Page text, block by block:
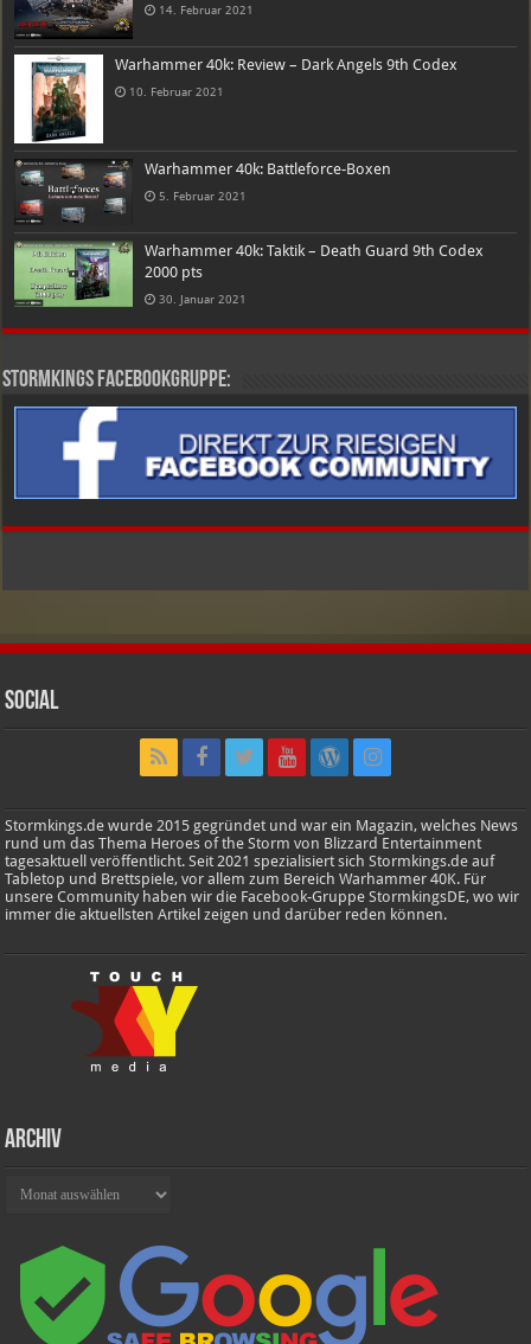
14. Februar 2021
Warhammer 40k: Review – Dark Angels 9th Codex
10. Februar 2021
Warhammer 40k: Battleforce-Boxen
5. Februar 2021
Warhammer 40k: Taktik – Death Guard 9th Codex
2000 pts
30. Januar 2021
Stormkings Facebookgruppe:
Social
Stormkings.de wurde 2015 gegründet und war ein Magazin, welches News
rund um das Thema Heroes of the Storm von Blizzard Entertainment
tagesaktuell veröffentlicht. Seit 2021 spezialisiert sich Stormkings.de auf
Tabletop und Brettspiele, vor allem zum Bereich Warhammer 40K. Für
unsere Community haben wir die Facebook-Gruppe StormkingsDE, wo wir
immer die aktuellsten Artikel zeigen und darüber reden können.
Archiv